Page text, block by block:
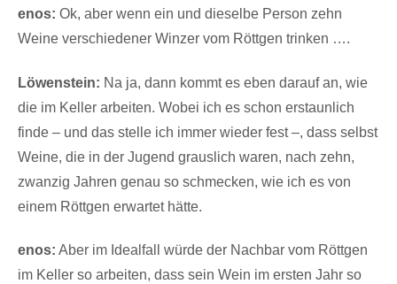
enos: Ok, aber wenn ein und dieselbe Person zehn
Weine verschiedener Winzer vom Röttgen trinken ….
Löwenstein: Na ja, dann kommt es eben darauf an, wie
die im Keller arbeiten. Wobei ich es schon erstaunlich
finde – und das stelle ich immer wieder fest –, dass selbst
Weine, die in der Jugend grauslich waren, nach zehn,
zwanzig Jahren genau so schmecken, wie ich es von
einem Röttgen erwartet hätte.
enos: Aber im Idealfall würde der Nachbar vom Röttgen
im Keller so arbeiten, dass sein Wein im ersten Jahr so